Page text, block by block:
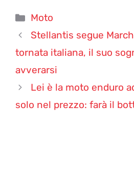
Categorie
Moto
Stellantis segue
tornata italiana, il suo
avverarsi
Lei è la moto enduro
solo nel prezzo: farà il